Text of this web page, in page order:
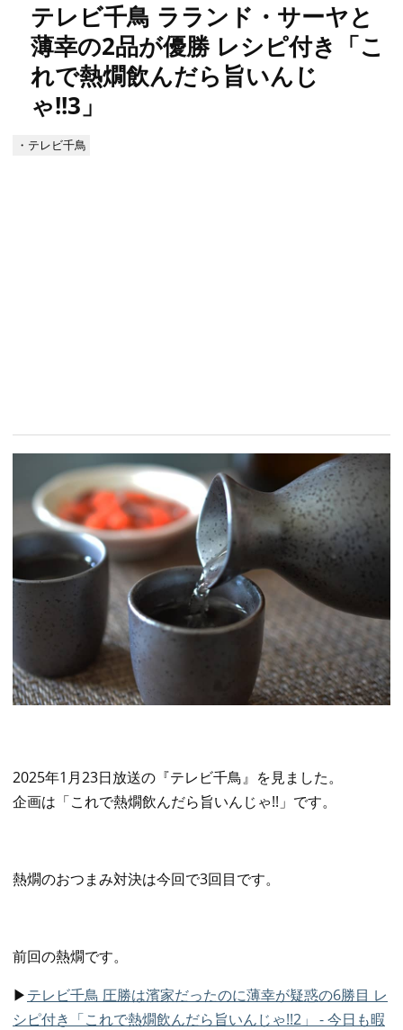
テレビ千鳥 ラランド・サーヤと
薄幸の2品が優勝 レシピ付き「こ
れで熱燗飲んだら旨いんじ
ゃ!!3」
・テレビ千鳥
2025年1月23日放送の『テレビ千鳥』を見ました。
企画は「これで熱燗飲んだら旨いんじゃ!!」です。
熱燗のおつまみ対決は今回で3回目です。
前回の熱燗です。
▶テレビ千鳥 圧勝は濱家だったのに薄幸が疑惑の6勝目 レ
シピ付き「これで熱燗飲んだら旨いんじゃ!!2」 - 今日も暇